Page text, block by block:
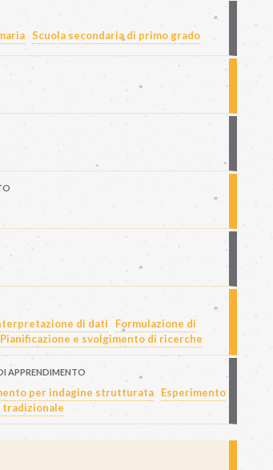
Scuola secondaria di primo grado
di dati
Formulazione di
Pianificazione e svolgimento di ricerche
APPRENDIMENTO
per indagine strutturata
Esperimento